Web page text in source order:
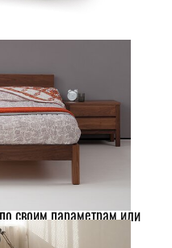
своим параметрам или